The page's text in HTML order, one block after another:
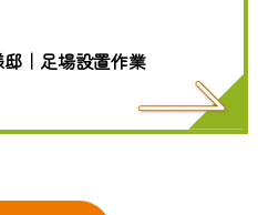
｜足場設置作業